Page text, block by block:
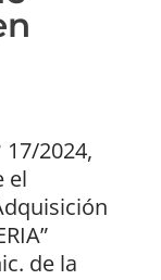
17/2024,
el
de la